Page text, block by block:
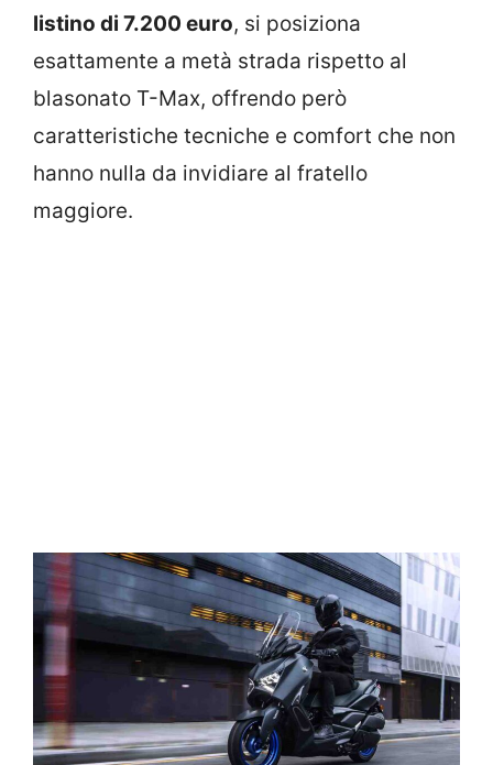
listino di 7.200 euro, si posiziona
esattamente a metà strada rispetto al
blasonato T-Max, offrendo però
caratteristiche tecniche e comfort che non
hanno nulla da invidiare al fratello
maggiore.